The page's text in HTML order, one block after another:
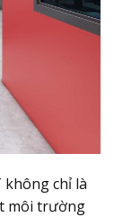
không chỉ là
môi trường